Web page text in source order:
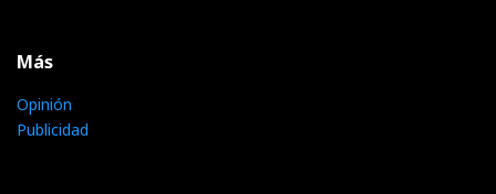
Más
Opinión
Publicidad